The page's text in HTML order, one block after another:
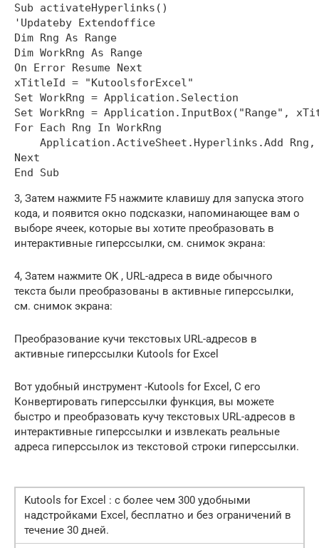
Sub activateHyperlinks()
'Updateby Extendoffice
Dim Rng As Range
Dim WorkRng As Range
On Error Resume Next
xTitleId = "KutoolsforExcel"
Set WorkRng = Application.Selection
Set WorkRng = Application.InputBox("Range",
For Each Rng In WorkRng
Application.ActiveSheet.Hyperlinks.Add Rng,
Next
3, Затем нажмите F5 нажмите клавишу для запуска этого
кода, и появится окно подсказки, напоминающее вам о
выборе ячеек, которые вы хотите преобразовать в
интерактивные гиперссылки, см. снимок экрана:
4, Затем нажмите OK , URL-адреса в виде обычного
текста были преобразованы в активные гиперссылки,
см. снимок экрана:
Преобразование кучи текстовых URL-адресов в
активные гиперссылки Kutools for Excel
Вот удобный инструмент -Kutools for Excel, С его
Конвертировать гиперссылки функция, вы можете
быстро и преобразовать кучу текстовых URL-адресов в
интерактивные гиперссылки и извлекать реальные
адреса гиперссылок из текстовой строки гиперссылки.
Kutools for Excel : с более чем 300 удобными
надстройками Excel, бесплатно и без ограничений в
течение 30 дней.